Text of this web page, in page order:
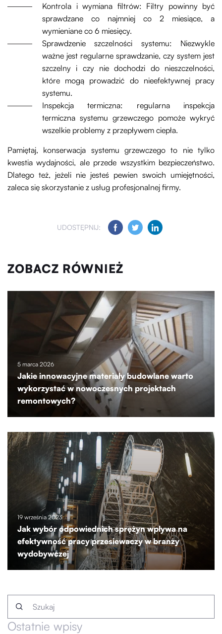
Kontrola i wymiana filtrów: Filtry powinny być
sprawdzane co najmniej co 2 miesiące, a
wymieniane co 6 miesięcy.
Sprawdzenie szczelności systemu: Niezwykle
ważne jest regularne sprawdzanie, czy system jest
szczelny i czy nie dochodzi do nieszczelności,
które mogą prowadzić do nieefektywnej pracy
systemu.
Inspekcja termiczna: regularna inspekcja
termiczna systemu grzewczego pomoże wykryć
wszelkie problemy z przepływem ciepła.
Pamiętaj, konserwacja systemu grzewczego to nie tylko
kwestia wydajności, ale przede wszystkim bezpieczeństwo.
Dlatego też, jeżeli nie jesteś pewien swoich umiejętności,
zaleca się skorzystanie z usług profesjonalnej firmy.
UDOSTĘPNIJ:
ZOBACZ RÓWNIEŻ
5 marca 2026
Jakie innowacyjne materiały budowlane warto
wykorzystać w nowoczesnych projektach
remontowych?
19 września 2023
Jak wybór odpowiednich sprężyn wpływa na
efektywność pracy przesiewaczy w branży
wydobywczej
Ostatnie wpisy